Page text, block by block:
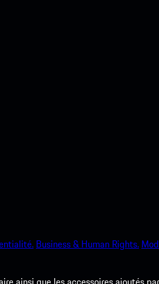
Business & Human Rights.